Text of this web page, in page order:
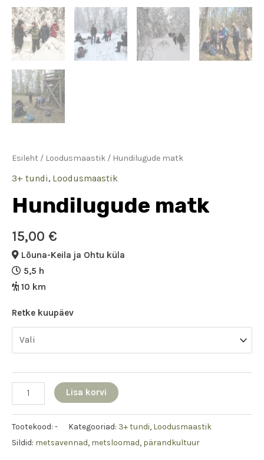
Esileht / Loodusmaastik / Hundilugude matk
3+ tundi, Loodusmaastik
Hundilugude matk
15,00 €
Lõuna-Keila ja Ohtu küla
5,5 h
10 km
Retke kuupäev
Lisa korvi
Tootekood: - Kategooriad: 3+ tundi, Loodusmaastik
Sildid: metsavennad, metsloomad, pärandkultuur